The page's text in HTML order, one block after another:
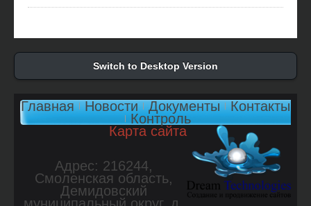
Switch to Desktop Version
Главная Новости Документы
Контакты
Контроль
Карта сайта
Адрес: 216244,
Смоленская область,
Демидовский